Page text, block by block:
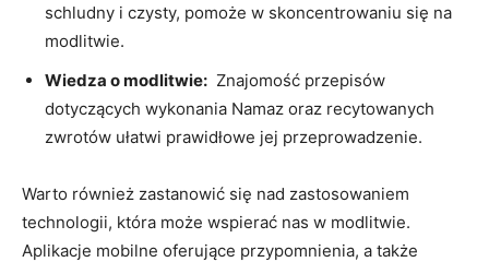
schludny i czysty, pomoże ⁢w skoncentrowaniu się na‌
modlitwie.
Wiedza o‍ modlitwie: ⁣ Znajomość przepisów
dotyczących‌ wykonania Namaz ​oraz recytowanych
zwrotów ułatwi prawidłowe⁣ jej przeprowadzenie.
Warto również zastanowić się nad ⁤zastosowaniem
technologii, która może wspierać nas w modlitwie.
Aplikacje mobilne oferujące przypomnienia, a także